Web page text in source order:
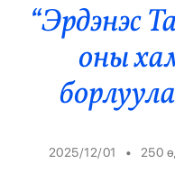
Эрүүл
Орон
Спорт
“Эрдэнэс
оны
2025/12/01 • 250